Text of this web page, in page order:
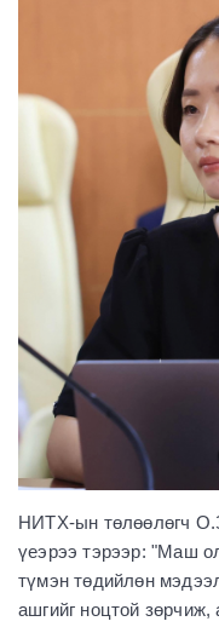
НИТХ-ын төлөөлөгч
үеэрээ тэрээр: "Маш
түмэн төдийлөн
ашгийг ноцтой зөрчиж,